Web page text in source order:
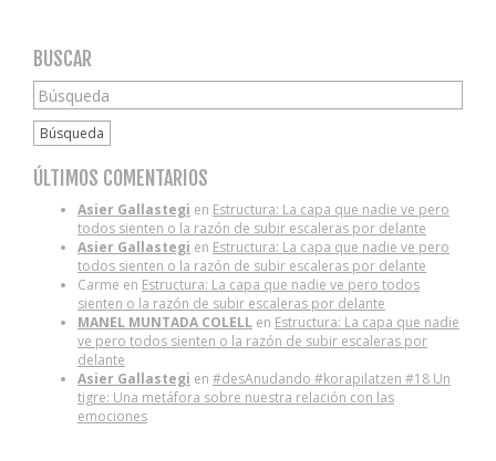
BUSCAR
Búsqueda
ÚLTIMOS COMENTARIOS
Asier Gallastegi en Estructura: La capa que nadie ve pero
todos sienten o la razón de subir escaleras por delante
Asier Gallastegi en Estructura: La capa que nadie ve pero
todos sienten o la razón de subir escaleras por delante
Carme en Estructura: La capa que nadie ve pero todos
sienten o la razón de subir escaleras por delante
MANEL MUNTADA COLELL en Estructura: La capa que nadie
ve pero todos sienten o la razón de subir escaleras por
delante
Asier Gallastegi en #desAnudando #korapilatzen #18 Un
tigre: Una metáfora sobre nuestra relación con las
emociones